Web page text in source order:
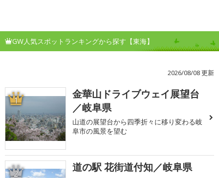
GW人気スポットランキングから探す【東海】
2026/08/08 更新
1
金華山ドライブウェイ展望台
／岐阜県
山道の展望台から四季折々に移り変わる岐
阜市の風景を望む
2 道の駅 花街道付知／岐阜県